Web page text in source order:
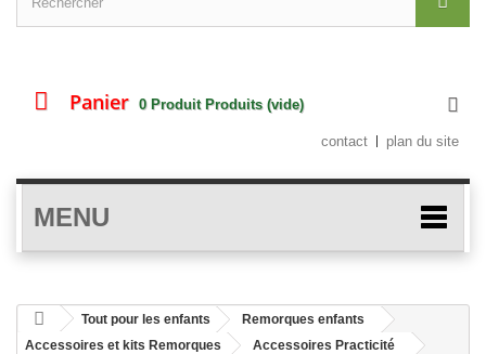
Panier 0 Produit Produits (vide)
contact plan du site
MENU
Tout pour les enfants
Remorques enfants
Accessoires et kits Remorques
Accessoires Practicité